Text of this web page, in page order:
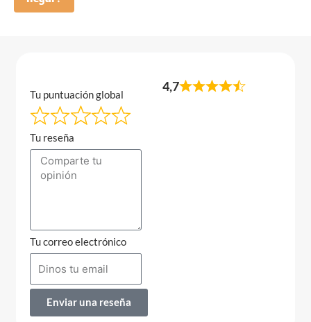
Tu puntuación global
Tu reseña
Tu correo electrónico
Enviar una reseña
4,7